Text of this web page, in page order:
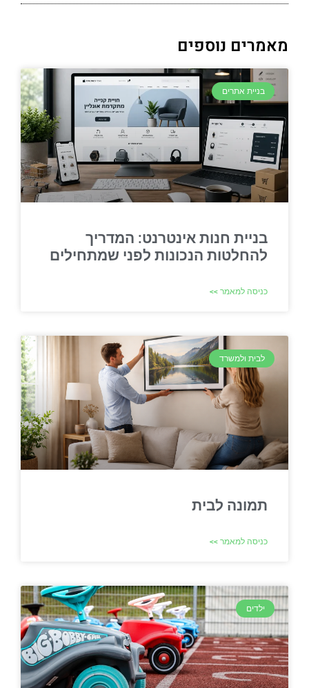
מאמרים נוספים
בניית אתרים
בניית חנות אינטרנט: המדריך
להחלטות הנכונות לפני שמתחילים
כניסה למאמר >>
לבית ולמשרד
תמונה לבית
כניסה למאמר >>
ילדים